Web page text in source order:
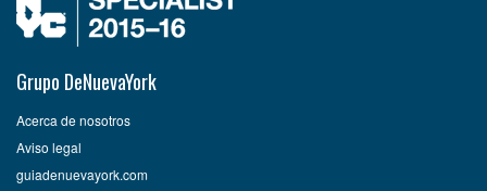
Grupo DeNuevaYork
Acerca de nosotros
Aviso legal
guiadenuevayork.com